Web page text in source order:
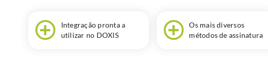
Integração pronta a
utilizar no DOXIS
Os mais diversos
métodos de assinatura